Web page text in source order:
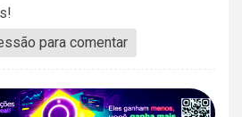
para comentar